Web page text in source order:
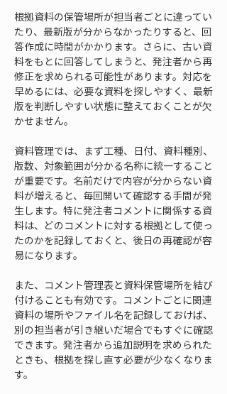
根拠資料の保管場所が担当者ごとに違ってい
たり、最新版が分からなかったりすると、回
答作成に時間がかかります。さらに、古い資
料をもとに回答してしまうと、発注者から再
修正を求められる可能性があります。対応を
早めるには、必要な資料を探しやすく、最新
版を判断しやすい状態に整えておくことが欠
かせません。
資料管理では、まず工種、日付、資料種別、
版数、対象範囲が分かる名称に統一すること
が重要です。名前だけで内容が分からない資
料が増えると、毎回開いて確認する手間が発
生します。特に発注者コメントに関係する資
料は、どのコメントに対する根拠として使っ
たのかを記録しておくと、後日の再確認が容
易になります。
また、コメント管理表と資料保管場所を結び
付けることも有効です。コメントごとに関連
資料の場所やファイル名を記録しておけば、
別の担当者が引き継いだ場合でもすぐに確認
できます。発注者から追加説明を求められた
ときも、根拠を探し直す必要が少なくなりま
す。